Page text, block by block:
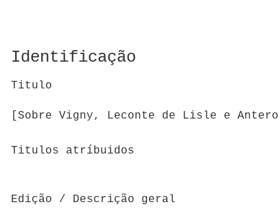
Identificação
Titulo
[Sobre Vigny, Leconte de Lisle e Antero]
Titulos atríbuidos
Edição / Descrição geral